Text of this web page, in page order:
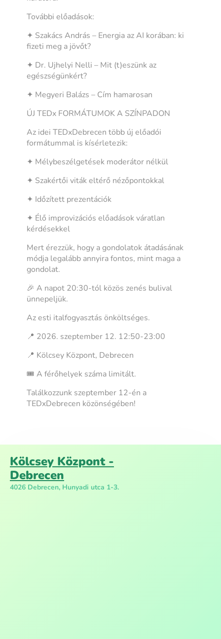
További előadások:
✦ Szakács András – Energia az AI korában: ki
fizeti meg a jövőt?
✦ Dr. Ujhelyi Nelli – Mit (t)eszünk az
egészségünkért?
✦ Megyeri Balázs – Cím hamarosan
ÚJ TEDx FORMÁTUMOK A SZÍNPADON
Az idei TEDxDebrecen több új előadói
formátummal is kísérletezik:
✦ Mélybeszélgetések moderátor nélkül
✦ Szakértői viták eltérő nézőpontokkal
✦ Időzített prezentációk
✦ Élő improvizációs előadások váratlan
kérdésekkel
Mert érezzük, hogy a gondolatok átadásának
módja legalább annyira fontos, mint maga a
gondolat.
🎉 A napot 20:30-tól közös zenés bulival
ünnepeljük.
Az esti italfogyasztás önköltséges.
📍 2026. szeptember 12. 12:50-23:00
📍 Kölcsey Központ, Debrecen
🎟️ A férőhelyek száma limitált.
Találkozzunk szeptember 12-én a
TEDxDebrecen közönségében!
Kölcsey Központ -
Debrecen
4026 Debrecen, Hunyadi utca 1-3.